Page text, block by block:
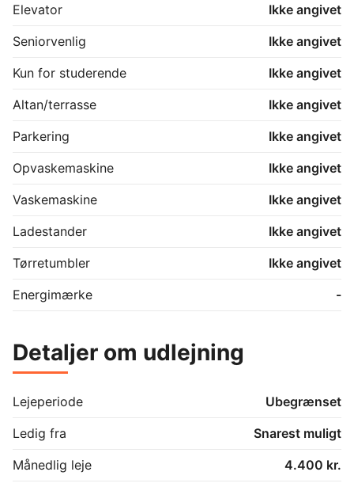
Elevator
Ikke angivet
Seniorvenlig
Ikke angivet
Kun for studerende
Ikke angivet
Altan/terrasse
Ikke angivet
Parkering
Ikke angivet
Opvaskemaskine
Ikke angivet
Vaskemaskine
Ikke angivet
Ladestander
Ikke angivet
Tørretumbler
Ikke angivet
Energimærke
-
Detaljer om udlejning
Lejeperiode
Ubegrænset
Ledig fra
Snarest muligt
Månedlig leje
4.400 kr.